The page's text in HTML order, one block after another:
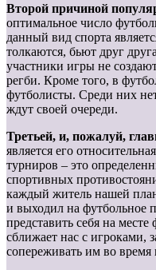
Второй причиной
оптимальное число
данный вид спорта
толкаются, бьют друг
участники игры не
регби. Кроме того, в
футболисты. Среди них
ждут своей очереди.
Третьей, и, пожалуй,
является его
турниров – это
спортивных
каждый житель нашей
и выходил на футбольное
представить себя на
сближает нас с игроками,
сопереживать им во время